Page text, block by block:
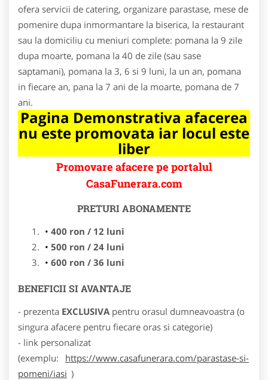
ofera servicii de catering, organizare parastase, mese de
pomenire dupa inmormantare la biserica, la restaurant
sau la domiciliu cu meniuri complete: pomana la 9 zile
dupa moarte, pomana la 40 de zile (sau sase
saptamani), pomana la 3, 6 si 9 luni, la un an, pomana
in fiecare an, pana la 7 ani de la moarte, pomana de 7
ani.
Pagina Demonstrativa afacerea
nu este promovata iar locul este
liber
Promovare afacere pe portalul
CasaFunerara.com
PRETURI ABONAMENTE
400 ron / 12 luni
500 ron / 24 luni
600 ron / 36 luni
BENEFICII SI AVANTAJE
- prezenta EXCLUSIVA pentru orasul dumneavoastra (o
singura afacere pentru fiecare oras si categorie)
- link personalizat
(exemplu:
https://www.casafunerara.com/parastase-si-
pomeni/iasi )